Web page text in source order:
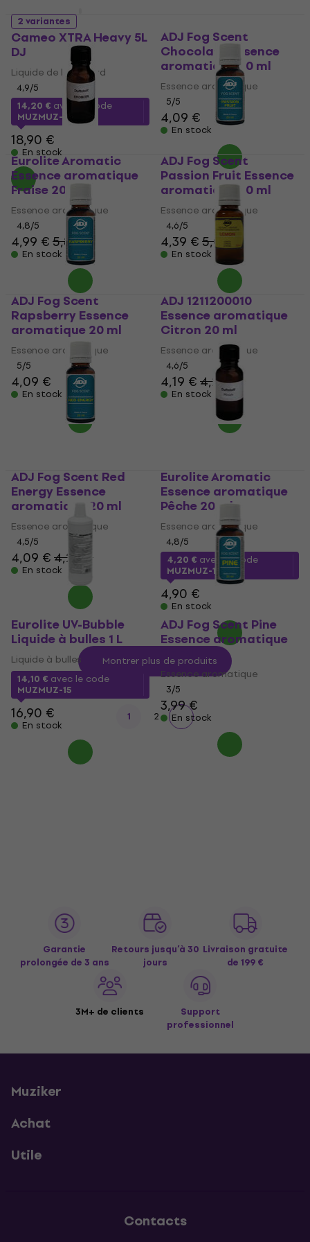
2 variantes
Cameo XTRA Heavy 5L
DJ
Liquide de brouillard
4,9/5
14,20 € avec le code
MUZMUZ-20
18,90 €
En stock
ADJ Fog Scent
Chocolate Essence
aromatique 20 ml
Essence aromatique
5/5
4,09 €
En stock
Eurolite Aromatic
Essence aromatique
Fraise 20 ml
Essence aromatique
4,8/5
4,99 €5,89 €
En stock
ADJ Fog Scent
Passion Fruit Essence
aromatique 20 ml
Essence aromatique
4,6/5
4,39 €5,09 €
En stock
ADJ Fog Scent
Rapsberry Essence
aromatique 20 ml
Essence aromatique
5/5
4,09 €
En stock
ADJ 1211200010
Essence aromatique
Citron 20 ml
Essence aromatique
4,6/5
4,19 €4,29 €
En stock
ADJ Fog Scent Red
Energy Essence
aromatique 20 ml
Essence aromatique
4,5/5
4,09 €4,29 €
En stock
Eurolite Aromatic
Essence aromatique
Pêche 20 ml
Essence aromatique
4,8/5
4,20 € avec le code
MUZMUZ-10
4,90 €
En stock
Eurolite UV-Bubble
Liquide à bulles 1 L
Liquide à bulles
14,10 € avec le code
MUZMUZ-15
16,90 €
En stock
ADJ Fog Scent Pine
Essence aromatique
20 ml
Essence aromatique
3/5
3,99 €
En stock
Montrer plus de produits
1 2
Garantie
prolongée de 3 ans
Retours jusqu’à 30
jours
Livraison gratuite
de 199 €
3M+ de clients
Support
professionnel
Muziker
Achat
Utile
Contacts